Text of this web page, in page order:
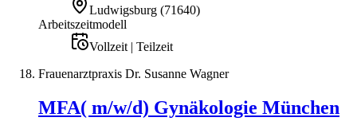
Ludwigsburg (71640)
Arbeitszeitmodell
Vollzeit | Teilzeit
Frauenarztpraxis Dr. Susanne Wagner
MFA( m/w/d) Gynäkologie München